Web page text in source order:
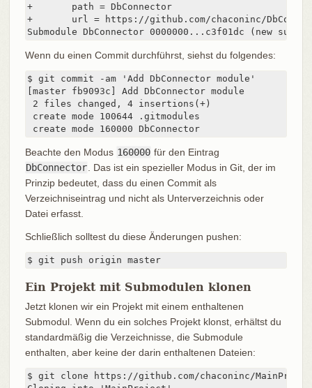
+       path = DbConnector
+       url = https://github.com/chaconinc/
Submodule DbConnector 0000000...c3f01dc (new
Wenn du einen Commit durchführst, siehst du folgendes:
$ git commit -am 'Add DbConnector module'
[master fb9093c] Add DbConnector module
2 files changed, 4 insertions(+)
create mode 100644 .gitmodules
create mode 160000 DbConnector
Beachte den Modus 160000 für den Eintrag
DbConnector . Das ist ein spezieller Modus in Git, der im
Prinzip bedeutet, dass du einen Commit als
Verzeichniseintrag und nicht als Unterverzeichnis oder
Datei erfasst.
Schließlich solltest du diese Änderungen pushen:
$ git push origin master
Ein Projekt mit Submodulen klonen
Jetzt klonen wir ein Projekt mit einem enthaltenen
Submodul. Wenn du ein solches Projekt klonst, erhältst du
standardmäßig die Verzeichnisse, die Submodule
enthalten, aber keine der darin enthaltenen Dateien:
$ git clone https://github.com/chaconinc/